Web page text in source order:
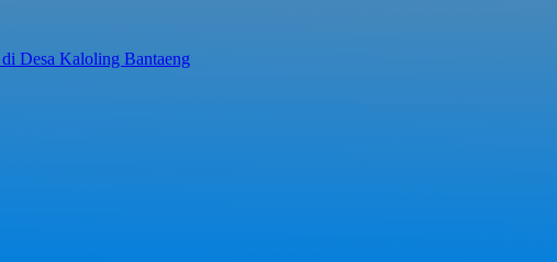
Desa Kaloling Bantaeng